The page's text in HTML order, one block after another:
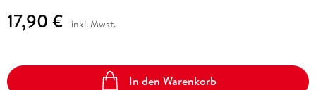
17,90 € inkl. Mwst.
In den Warenkorb